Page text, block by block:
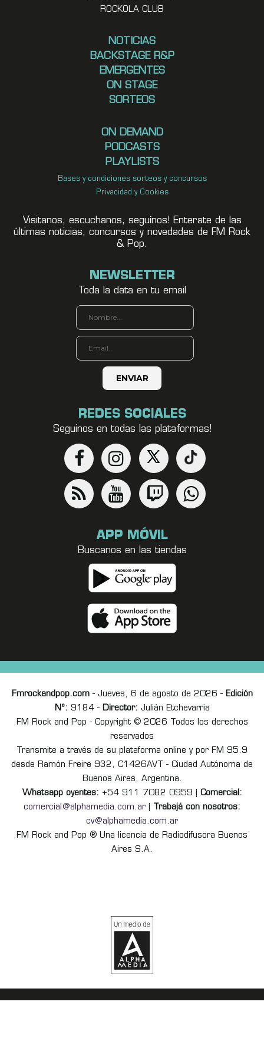
ROCKOLA CLUB
NOTICIAS
BACKSTAGE R&P
EMERGENTES
ON STAGE
SORTEOS
ON DEMAND
PODCASTS
PLAYLISTS
Bases y condiciones sorteos y concursos
Privacidad y Cookies
Visitanos, escuchanos, seguínos! Enterate de las
últimas noticias, concursos y novedades de FM Rock
& Pop.
NEWSLETTER
Toda la data en tu email
REDES SOCIALES
Seguinos en todas las plataformas!
APP MÓVIL
Buscanos en las tiendas
Fmrockandpop.com- Jueves, 6 de agosto de 2026 - Edición
Nº: 9184 - Director: Julián Etchevarria
FM Rock and Pop - Copyright © 2026 Todos los derechos
reservados
Transmite a través de su plataforma online y por FM 95.9
desde Ramón Freire 932, C1426AVT - Ciudad Autónoma de
Buenos Aires, Argentina.
Whatsapp oyentes: +54 911 7082 0959 | Comercial:
comercial@alphamedia.com.ar
Trabajá con nosotros:
cv@alphamedia.com.ar
FM Rock and Pop ® Una licencia de Radiodifusora Buenos
Aires S.A.